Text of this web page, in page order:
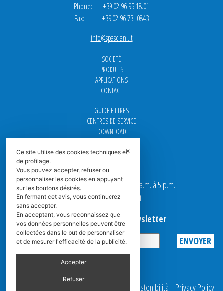
Phone: +39 02 96 95 18.01
Fax: +39 02 96 73 0843
info@spasciani.it
SOCIETÉ
PRODUITS
APPLICATIONS
CONTACT
GUIDE FILTRES
CENTRES DE SERVICE
DOWNLOAD
FAQ
Nos bureaux sont ouverts de 9 a.m. à 5 p.m.
du Lundi au Vendredi.
Abonnez-vous à la Newsletter
Privacy
Report Sostenibilità | Privacy Policy
✕
Ce site utilise des cookies techniques et
de profilage.
Vous pouvez accepter, refuser ou
personnaliser les cookies en appuyant
sur les boutons désirés.
En fermant cet avis, vous continuerez
sans accepter.
En acceptant, vous reconnaissez que
vos données personnelles peuvent être
collectées dans le but de personnaliser
et de mesurer l'efficacité de la publicité.
Accepter
Refuser